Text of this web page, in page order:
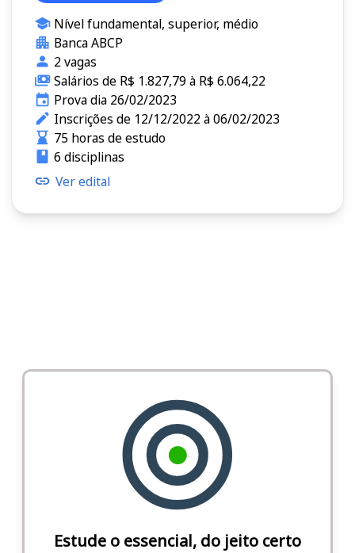
Nível fundamental, superior, médio
Banca ABCP
2 vagas
Salários de R$ 1.827,79 à R$ 6.064,22
Prova dia 26/02/2023
Inscrições de 12/12/2022 à 06/02/2023
75 horas de estudo
6 disciplinas
Ver edital
Estude o essencial, do jeito certo